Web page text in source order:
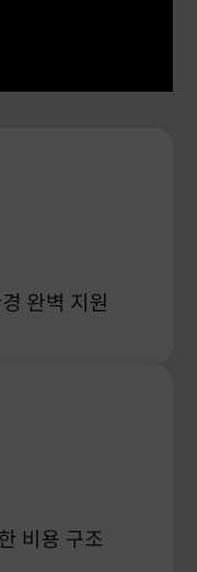
완벽 지원
비용 구조